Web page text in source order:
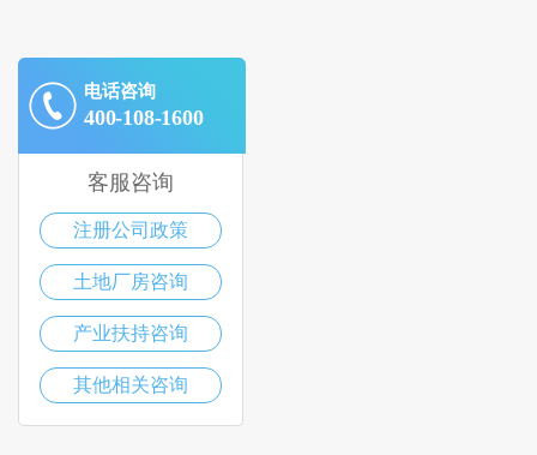
电话咨询
400-108-1600
客服咨询
注册公司政策
土地厂房咨询
产业扶持咨询
其他相关咨询